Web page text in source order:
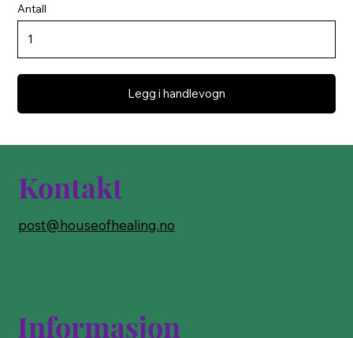
Antall
Legg i handlevogn
Kontakt
post@houseofhealing.no
Informasjon